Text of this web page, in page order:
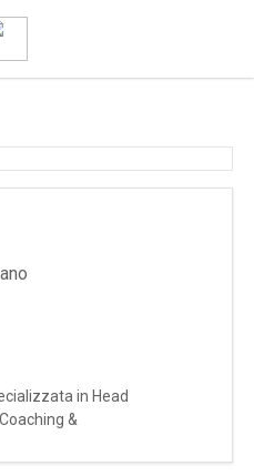
in Head
&
e HR Solution
e